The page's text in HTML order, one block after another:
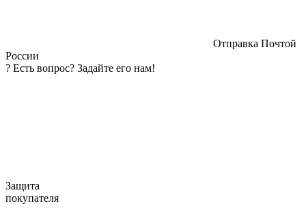
Отправка Почтой
России
? Есть вопрос? Задайте его нам!
Защита
покупателя